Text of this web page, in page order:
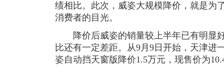
绩相比。此次，威姿大规模降价，就是为
消费者的目光。
降价后威姿的销量较上半年已有明显
比还有一定差距。从9月9日开始，天津进
姿自动挡天窗版降价1.5万元，现售价为